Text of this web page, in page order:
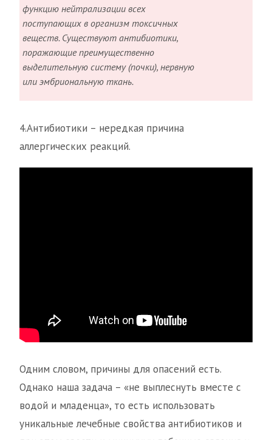
функцию нейтрализации всех
поступающих в организм токсичных
веществ. Существуют антибиотики,
поражающие преимущественно
выделительную систему (почки), нервную
или эмбриональную ткань.
4.Антибиотики – нередкая причина
аллергических реакций.
Одним словом, причины для опасений есть.
Однако наша задача – «не выплеснуть вместе с
водой и младенца», то есть использовать
уникальные лечебные свойства антибиотиков и